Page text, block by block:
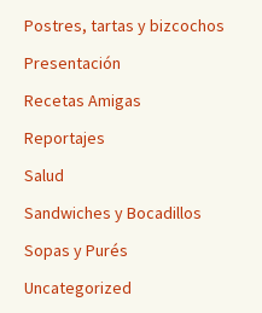
Postres, tartas y bizcochos
Presentación
Recetas Amigas
Reportajes
Salud
Sandwiches y Bocadillos
Sopas y Purés
Uncategorized